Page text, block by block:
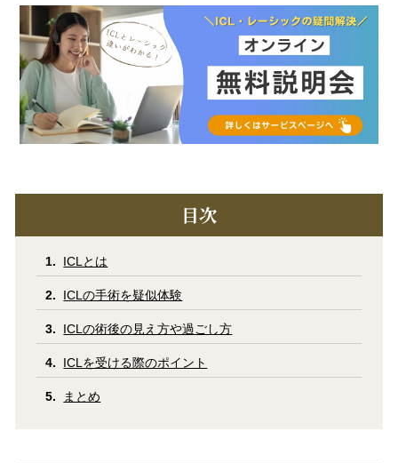
学会発表 / 論文 /
報道・メディア出演
ホーム
採用情報
迷惑行為に対するの当院の対応に関して
初診時における情報開示に関して目次
ICLとは
ICLの手術を疑似体験
ICLの術後の見え方や過ごし方
ICLを受ける際のポイント
まとめ